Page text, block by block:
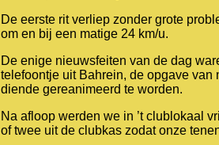
De eerste rit verliep zonder grote
om en bij een matige 24 km/u.
De enige nieuwsfeiten van de dag
telefoontje uit Bahrein, de opgave
diende gereanimeerd te worden.
Na afloop werden we in ’t clublokaal
of twee uit de clubkas zodat onze